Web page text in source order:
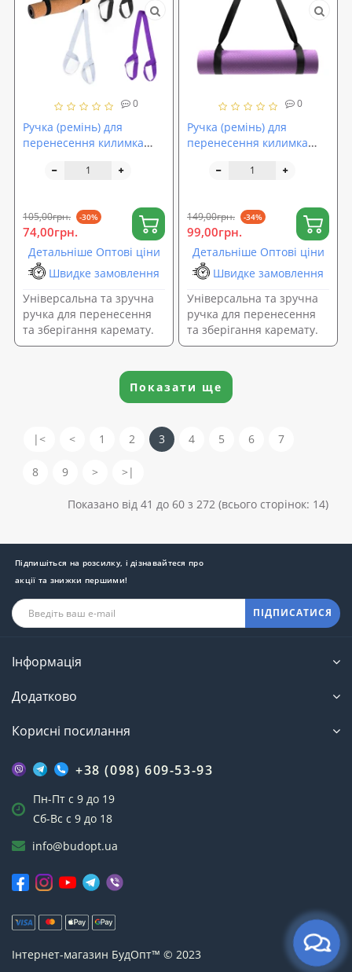
0
Ручка (ремінь) для
перенесення килимка
фітнесу OSPORT (OF-0290)
105,00грн. -30%
74,00грн.
Детальніше Оптові ціни
Швидке замовлення
Універсальна та зручна
ручка для перенесення
та зберігання каремату.
0
Ручка (ремінь) для
перенесення килимка
фітнесу OSPORT (OF-0292)
149,00грн. -34%
99,00грн.
Детальніше Оптові ціни
Швидке замовлення
Універсальна та зручна
ручка для перенесення
та зберігання каремату.
Показати ще
|< < 1 2 3 4 5 6 7
8 9 > >|
Показано від 41 до 60 з 272 (всього сторінок: 14)
Підпишіться на розсилку, і дізнавайтеся про
акції та знижки першими!
ПІДПИСАТИСЯ
Інформація
Додатково
Корисні посилання
+38 (098) 609-53-93
Пн-Пт с 9 до 19
Сб-Вс с 9 до 18
info@budopt.ua
Інтернет-магазин БудОпт™ © 2023